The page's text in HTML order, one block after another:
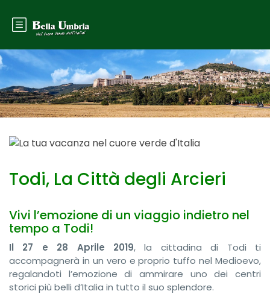
Todi, La Città degli Arcieri
Vivi l’emozione di un viaggio indietro nel
tempo a Todi!
Il 27 e 28 Aprile 2019, la cittadina di Todi ti
accompagnerà in un vero e proprio tuffo nel Medioevo,
regalandoti l’emozione di ammirare uno dei centri
storici più belli d’Italia in tutto il suo splendore.